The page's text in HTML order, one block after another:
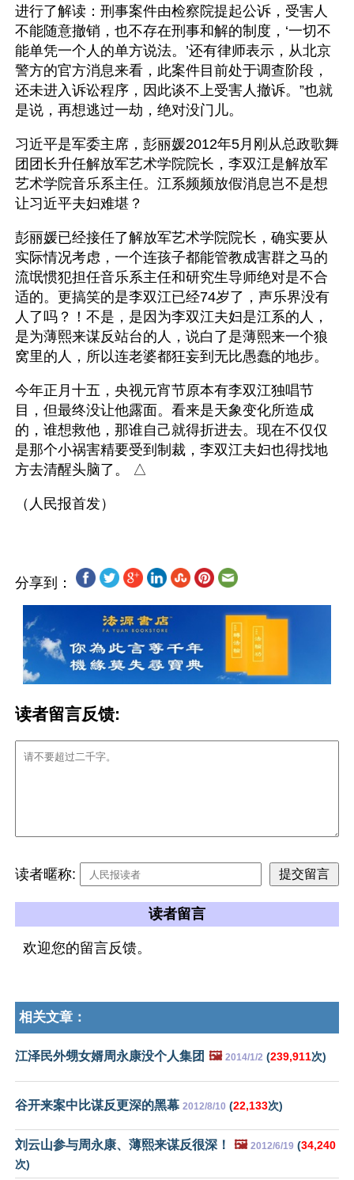
进行了解读：刑事案件由检察院提起公诉，受害人
不能随意撤销，也不存在刑事和解的制度，‘一切不
能单凭一个人的单方说法。’还有律师表示，从北京
警方的官方消息来看，此案件目前处于调查阶段，
还未进入诉讼程序，因此谈不上受害人撤诉。”也就
是说，再想逃过一劫，绝对没门儿。
习近平是军委主席，彭丽媛2012年5月刚从总政歌舞
团团长升任解放军艺术学院院长，李双江是解放军
艺术学院音乐系主任。江系频频放假消息岂不是想
让习近平夫妇难堪？
彭丽媛已经接任了解放军艺术学院院长，确实要从
实际情况考虑，一个连孩子都能管教成害群之马的
流氓惯犯担任音乐系主任和研究生导师绝对是不合
适的。更搞笑的是李双江已经74岁了，声乐界没有
人了吗？！不是，是因为李双江夫妇是江系的人，
是为薄熙来谋反站台的人，说白了是薄熙来一个狼
窝里的人，所以连老婆都狂妄到无比愚蠢的地步。
今年正月十五，央视元宵节原本有李双江独唱节
目，但最终没让他露面。看来是天象变化所造成
的，谁想救他，那谁自己就得折进去。现在不仅仅
是那个小祸害精要受到制裁，李双江夫妇也得找地
方去清醒头脑了。 △
分享到：
读者留言反馈:
读者暱称:
读者留言
欢迎您的留言反馈。
相关文章：
江泽民外甥女婿周永康没个人集团 🖼️ 2014/1/2 (239,911次)
谷开来案中比谋反更深的黑幕 2012/8/10 (22,133次)
刘云山参与周永康、薄熙来谋反很深！ 🖼️ 2012/6/19 (34,240
次)